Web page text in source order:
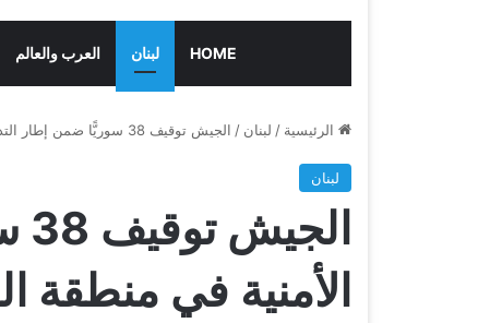
HOME لبنان العرب والعالم
الرئيسية / لبنان / الجيش توقيف 38 سوريًّا ضمن إطار التدابير الأمنية في منطقة البقاع وعند الحدود اللبنانية السورية
لبنان
الأمنية في منطقة